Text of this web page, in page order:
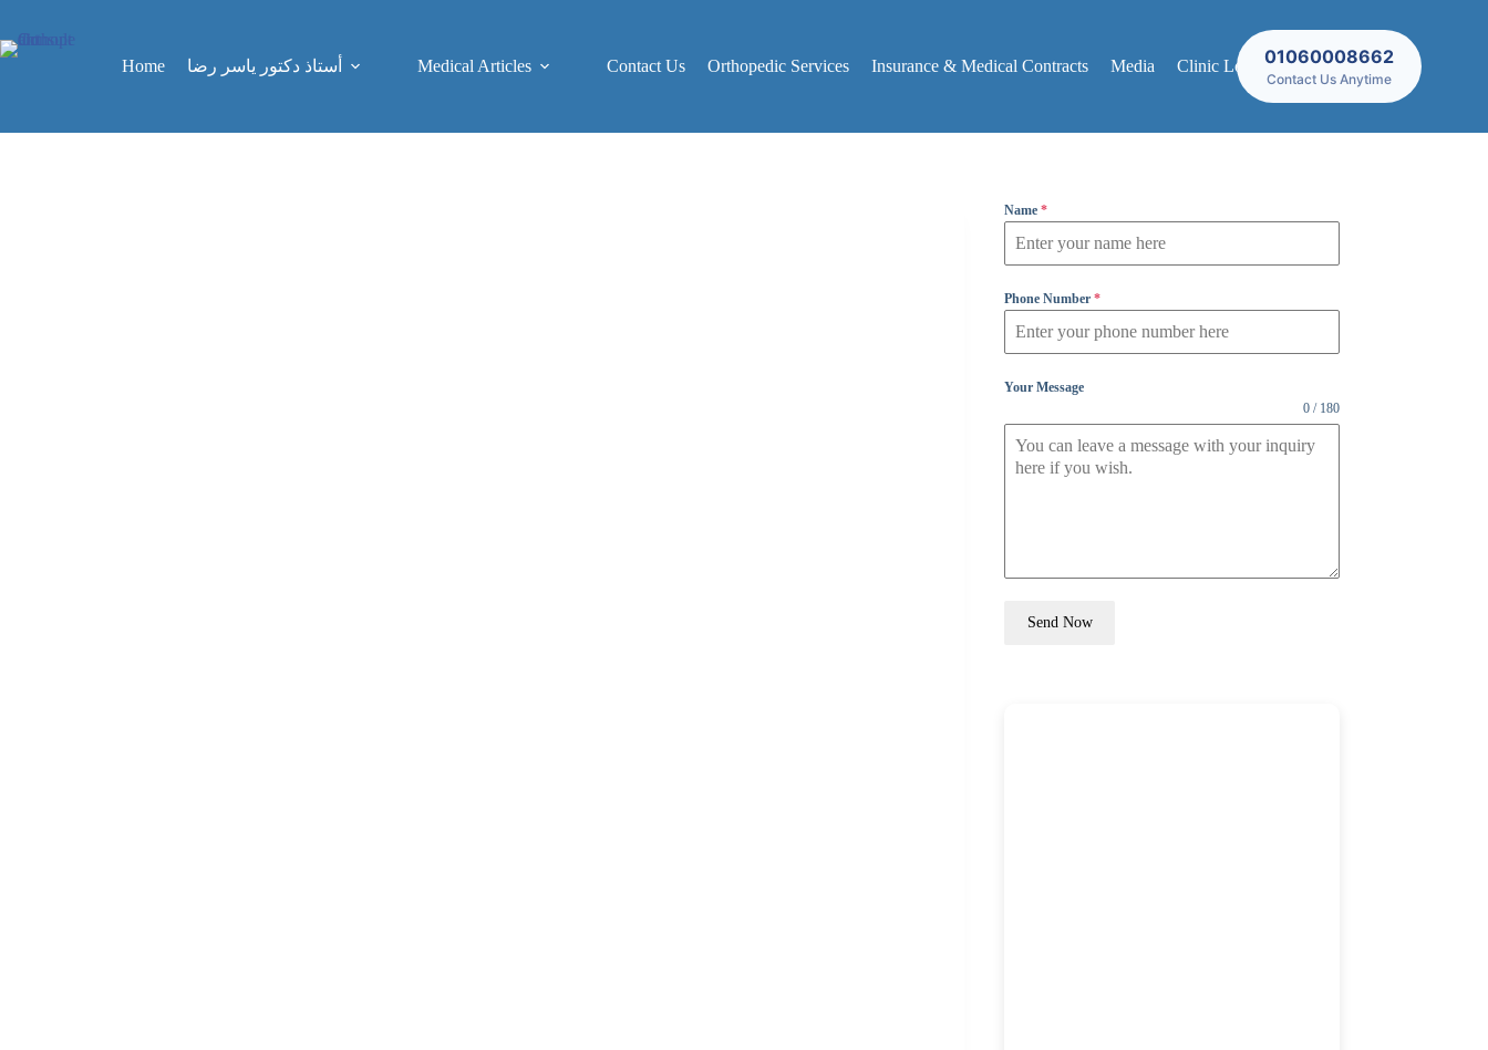
content
Home
أستاذ دكتور ياسر رضا Medical Articles Contact Us Orthopedic Services Insurance & Medical Contracts Media Clinic Locations01060008662
Contact Us Anytime
Name*
Phone Number*
Your Message
0 / 180
Send Now